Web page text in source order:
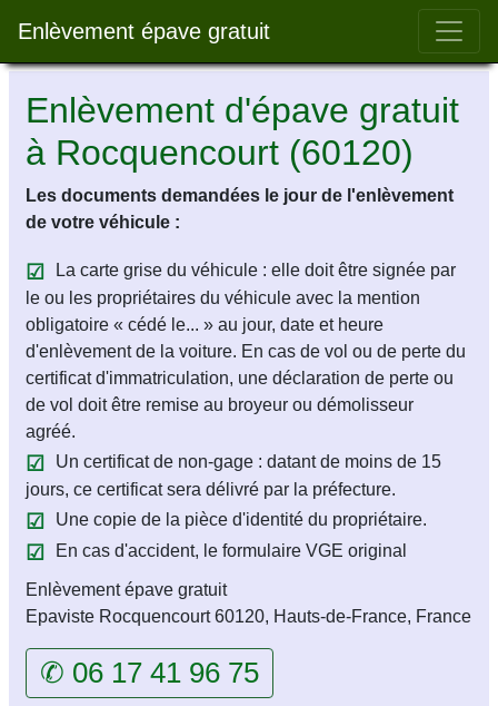
Enlèvement épave gratuit Bar
Enlèvement d'épave gratuit
à Rocquencourt (60120)
Les documents demandées le jour de l'enlèvement
de votre véhicule :
La carte grise du véhicule : elle doit être signée par
le ou les propriétaires du véhicule avec la mention
obligatoire « cédé le... » au jour, date et heure
d'enlèvement de la voiture. En cas de vol ou de perte du
certificat d'immatriculation, une déclaration de perte ou
de vol doit être remise au broyeur ou démolisseur
agréé.
Un certificat de non-gage : datant de moins de 15
jours, ce certificat sera délivré par la préfecture.
Une copie de la pièce d'identité du propriétaire.
En cas d'accident, le formulaire VGE original
Enlèvement épave gratuit
Epaviste Rocquencourt 60120, Hauts-de-France, France
✆ 06 17 41 96 75